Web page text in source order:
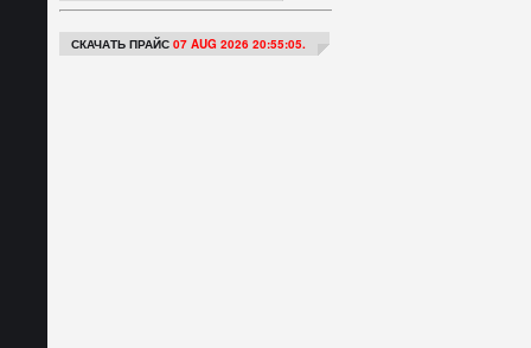
СКАЧАТЬ ПРАЙС 07 AUG 2026 20:55:05.